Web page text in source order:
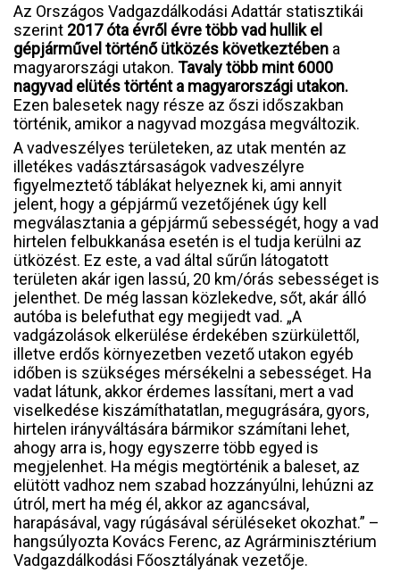
Az Országos Vadgazdálkodási Adattár statisztikái
szerint 2017 óta évről évre több vad hullik el
gépjárművel történő ütközés következtében a
magyarországi utakon. Tavaly több mint 6000
nagyvad elütés történt a magyarországi utakon.
Ezen balesetek nagy része az őszi időszakban
történik, amikor a nagyvad mozgása megváltozik.
A vadveszélyes területeken, az utak mentén az
illetékes vadásztársaságok vadveszélyre
figyelmeztető táblákat helyeznek ki, ami annyit
jelent, hogy a gépjármű vezetőjének úgy kell
megválasztania a gépjármű sebességét, hogy a vad
hirtelen felbukkanása esetén is el tudja kerülni az
ütközést. Ez este, a vad által sűrűn látogatott
területen akár igen lassú, 20 km/órás sebességet is
jelenthet. De még lassan közlekedve, sőt, akár álló
autóba is belefuthat egy megijedt vad. „A
vadgázolások elkerülése érdekében szürkülettől,
illetve erdős környezetben vezető utakon egyéb
időben is szükséges mérsékelni a sebességet. Ha
vadat látunk, akkor érdemes lassítani, mert a vad
viselkedése kiszámíthatatlan, megugrására, gyors,
hirtelen irányváltására bármikor számítani lehet,
ahogy arra is, hogy egyszerre több egyed is
megjelenhet. Ha mégis megtörténik a baleset, az
elütött vadhoz nem szabad hozzányúlni, lehúzni az
útról, mert ha még él, akkor az agancsával,
harapásával, vagy rúgásával sérüléseket okozhat.” –
hangsúlyozta Kovács Ferenc, az Agrárminisztérium
Vadgazdálkodási Főosztályának vezetője.